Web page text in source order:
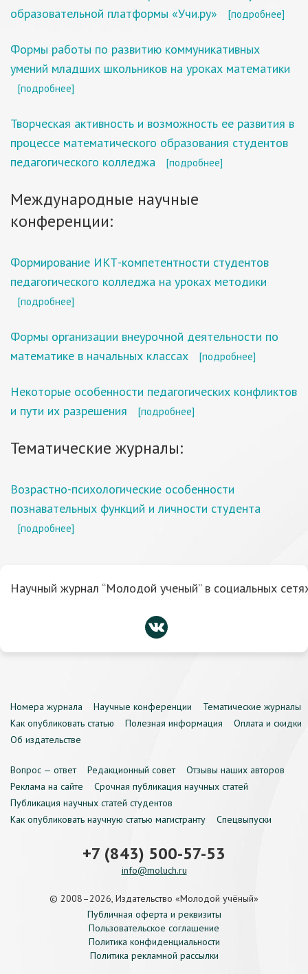
образовательной платформы «Учи.ру»
[подробнее]
Формы работы по развитию коммуникативных
умений младших школьников на уроках математики
[подробнее]
Творческая активность и возможность ее развития в
процессе математического образования студентов
педагогического колледжа
[подробнее]
Международные научные
конференции:
Формирование ИКТ-компетентности студентов
педагогического колледжа на уроках методики
[подробнее]
Формы организации внеурочной деятельности по
математике в начальных классах
[подробнее]
Некоторые особенности педагогических конфликтов
и пути их разрешения
[подробнее]
Тематические журналы:
Возрастно-психологические особенности
познавательных функций и личности студента
[подробнее]
Научный журнал “Молодой ученый” в социальных
Номера журнала Научные конференции
Тематические журналы
Как опубликовать статью
Полезная информация
Оплата и скидки
Об издательстве
Вопрос — ответ Редакционный совет
Отзывы наших авторов
Реклама на сайте
Срочная публикация научных статей
Публикация научных статей студентов
Как опубликовать научную статью магистранту
Спецвыпуски
+7 (843) 500-57-53
info@moluch.ru
© 2008–2026, Издательство «Молодой учёный»
Публичная оферта и реквизиты
Пользовательское соглашение
Политика конфиденциальности
Политика рекламной рассылки